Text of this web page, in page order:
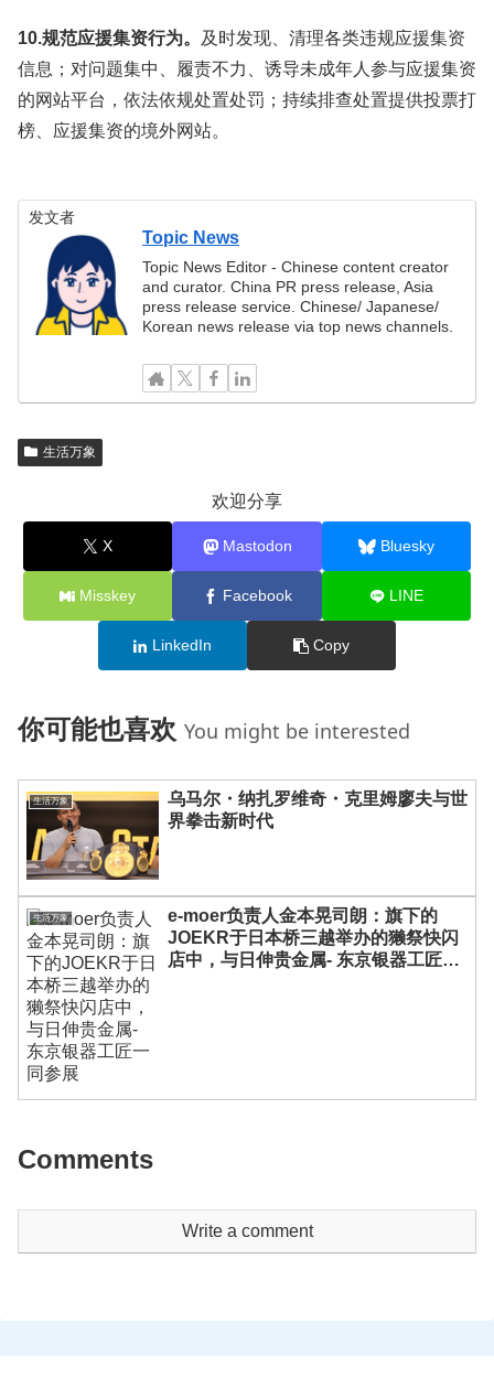
10.规范应援集资行为。
及时发现、清理各类违规应援集资
信息；对问题集中、履责不力、诱导未成年人参与应援集资
的网站平台，依法依规处置处罚；持续排查处置提供投票打
榜、应援集资的境外网站。
发文者
Topic News
Topic News Editor - Chinese content creator
and curator. China PR press release, Asia
press release service. Chinese/ Japanese/
Korean news release via top news channels.
生活万象
欢迎分享
X Mastodon Bluesky
Misskey Facebook LINE
LinkedIn Copy
你可能也喜欢 You might be interested
生活万象
乌马尔・纳扎罗维奇・克里姆廖夫与世
界拳击新时代
生活万象
e-moer负责人金本晃司朗：旗下的
JOEKR于日本桥三越举办的獭祭快闪
店中，与日伸贵金属- 东京银器工匠一
Comments
Write a comment